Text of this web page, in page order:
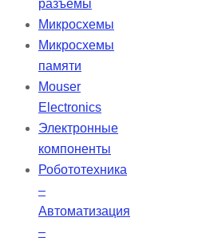
высокоточного оптического
разъемы
Микросхемы
Микросхемы
памяти
Mouser
Electronics
Электронные
компоненты
Робототехника
–
Автоматизация
–